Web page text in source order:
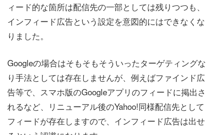
ィード的な箇所は配信先の一部としては残りつつも、
インフィード広告という設定を意図的にはできなくな
りました。
Googleの場合はそもそもそういったターゲティングな
り手法としては存在しませんが、例えばファインド広
告等で、スマホ版のGoogleアプリのフィードに掲出さ
れるなど、リニューアル後のYahoo!同様配信先として
フィードが存在しますので、インフィード広告は出せ